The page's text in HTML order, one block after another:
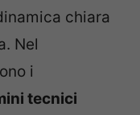
chiara
Nel
i
tecnici